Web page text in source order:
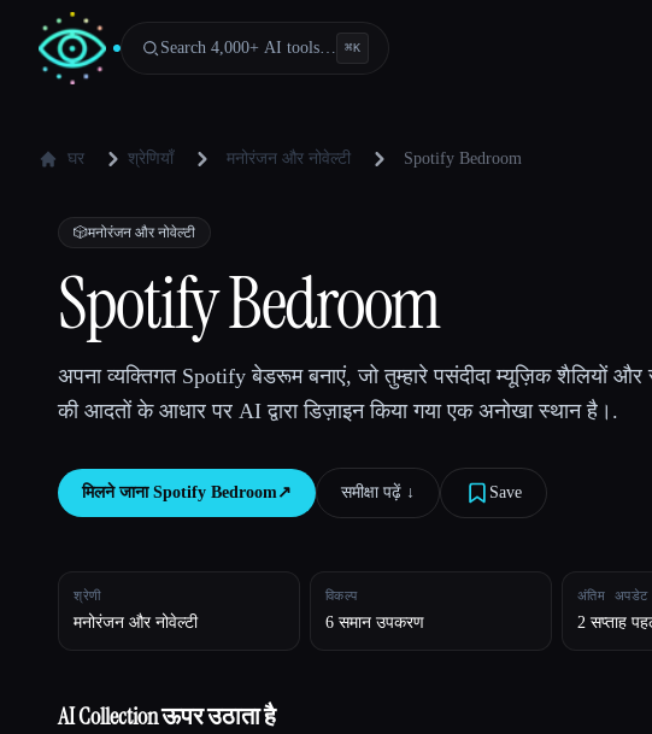
Search 4,000+ AI tools… ⌘K
घर श्रेणियाँ मनोरंजन और नोवेल्टी Spotify Bedroom
🎲मनोरंजन और नोवेल्टी
Spotify Bedroom
अपना व्यक्तिगत Spotify बेडरूम बनाएं, जो तुम्हारे पसंदीदा म्यूज़िक शैलियों
की आदतों के आधार पर AI द्वारा डिज़ाइन किया गया एक अनोखा स्थान है।.
मिलने जाना Spotify Bedroom ↗︎ समीक्षा पढ़ें ↓︎ Save
श्रेणी
मनोरंजन और नोवेल्टी
विकल्प
6 समान उपकरण
अंतिम अपडेट
2 सप्ताह
AI Collection ऊपर उठाता है